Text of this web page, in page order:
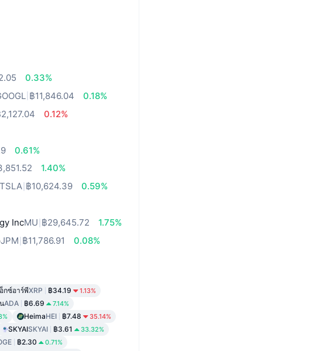
0.33%
฿11,846.04
0.18%
0.12%
0.61%
1.40%
TSLA ฿10,624.39
0.59%
IncMU ฿29,645.72
1.75%
JPM ฿11,786.91
0.08%
อ็กซ์อาร์พีXRP ฿34.19 1.13%
ADA ฿6.69 7.14%
HeimaHEI ฿7.48 35.14%
SKYAISKYAI ฿3.61 33.32%
฿2.30 0.71%